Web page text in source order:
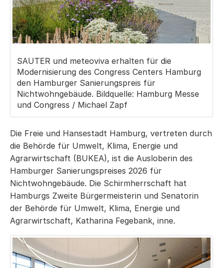
SAUTER und meteoviva erhalten für die
Modernisierung des Congress Centers Hamburg
den Hamburger Sanierungspreis für
Nichtwohngebäude. Bildquelle: Hamburg Messe
und Congress / Michael Zapf
Die Freie und Hansestadt Hamburg, vertreten durch
die Behörde für Umwelt, Klima, Energie und
Agrarwirtschaft (BUKEA), ist die Ausloberin des
Hamburger Sanierungspreises 2026 für
Nichtwohngebäude. Die Schirmherrschaft hat
Hamburgs Zweite Bürgermeisterin und Senatorin
der Behörde für Umwelt, Klima, Energie und
Agrarwirtschaft, Katharina Fegebank, inne.